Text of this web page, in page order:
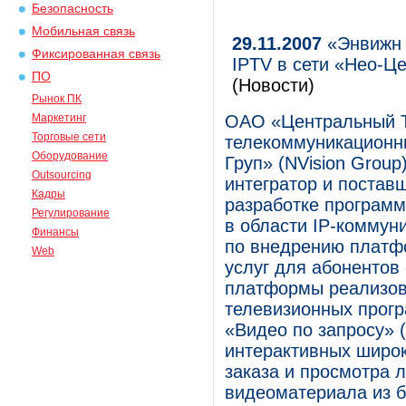
Безопасность
Мобильная связь
Фиксированная связь
ПО
Рынок ПК
Маркетинг
Торговые сети
Оборудование
Outsourcing
Кадры
Регулирование
Финансы
Web
29.11.2007 «Энвижн
IPTV в сети «Нео-
(Новости)
ОАО «Центральный
Груп» (NVision
интегратор и
разработке
в области IP-
по внедрению
услуг для
платформы
телевизионных
«Видео по
интерактивных
заказа и просмотра
видеоматериала из